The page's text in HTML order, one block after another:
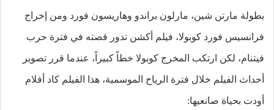
بطولة مارتن شين، مارلون براندو وهاريسون فورد ومن إخراج
فرانسيس فورد كوبولا، فيلم أكشن تدور قصته في فترة حرب
فيتنام، لكن ارتكب المخرج كوبولا خطاً كبيراً، عندما قرر تصوير
أحداث الفيلم خلال فترة الرياح الموسمية، هذا الفيلم كاد أفلام
أودت بحياة صانعيها: